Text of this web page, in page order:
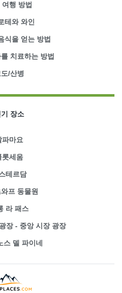
여행 방법
테와 와인
식을 얻는 방법
치료하는 방법
도/산병
기 장소
파마요
롯세움
테르담
프 동물원
라 패스
장 - 중앙 시장 광장
스 델 파이네